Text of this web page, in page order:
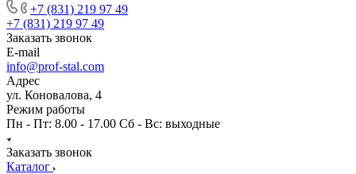
+7 (831) 219 97 49
+7 (831) 219 97 49
Заказать звонок
E-mail
info@prof-stal.com
Адрес
ул. Коновалова, 4
Режим работы
Пн - Пт: 8.00 - 17.00 Сб - Вс: выходные
Заказать звонок
Каталог